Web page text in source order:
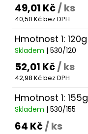
49,01 Kč/ ks
40,50 Kč bez DPH
Hmotnost 1: 120g
Skladem | 530/120
52,01 Kč/ ks
42,98 Kč bez DPH
Hmotnost 1: 155g
Skladem | 530/155
64 Kč/ ks